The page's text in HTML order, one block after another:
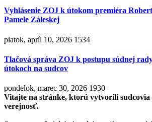
Vyhlásenie ZOJ k útokom premiéra
Pamele Záleskej
piatok, apríl 10, 2026 1534
Tlačová správa ZOJ k postupu súdnej
útokoch na sudcov
pondelok, marec 30, 2026 1930
Vitajte na stránke, ktorú vytvorili sudcovia
verejnosť.